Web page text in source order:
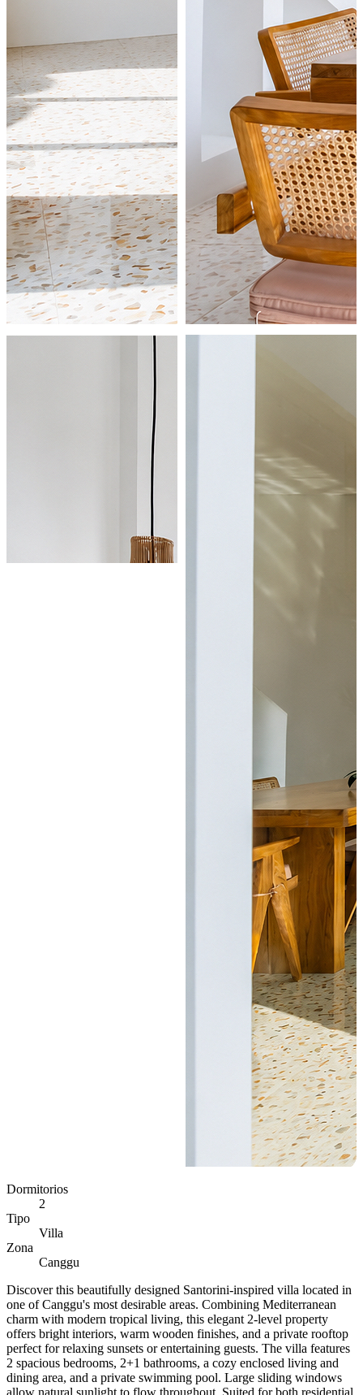
Dormitorios
2
Tipo
Villa
Zona
Canggu
Discover this beautifully designed Santorini-inspired villa located in
one of Canggu's most desirable areas. Combining Mediterranean
charm with modern tropical living, this elegant 2-level property
offers bright interiors, warm wooden finishes, and a private rooftop
perfect for relaxing sunsets or entertaining guests. The villa features
2 spacious bedrooms, 2+1 bathrooms, a cozy enclosed living and
dining area, and a private swimming pool. Large sliding windows
allow natural sunlight to flow throughout. Suited for both residential